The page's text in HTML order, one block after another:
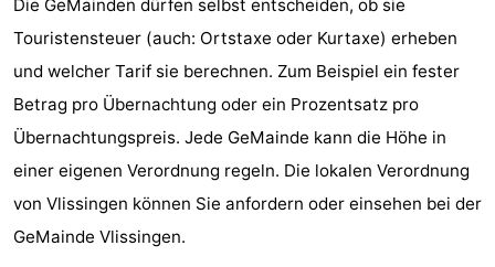
Renesse
-
Bruinisse
-
Natur
-
Die GeMainden dürfen selbst entscheiden, ob sie
Touristensteuer (auch: Ortstaxe oder Kurtaxe) erheben
und welcher Tarif sie berechnen. Zum Beispiel ein fester
Betrag pro Übernachtung oder ein Prozentsatz pro
Übernachtungspreis. Jede GeMainde kann die Höhe in
einer eigenen Verordnung regeln. Die lokalen Verordnung
von Vlissingen können Sie anfordern oder einsehen bei der
GeMainde Vlissingen.